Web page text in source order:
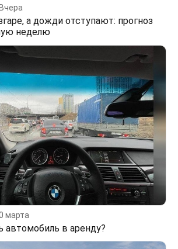
а дожди отступают: прогноз
неделю
марта
автомобиль в аренду?